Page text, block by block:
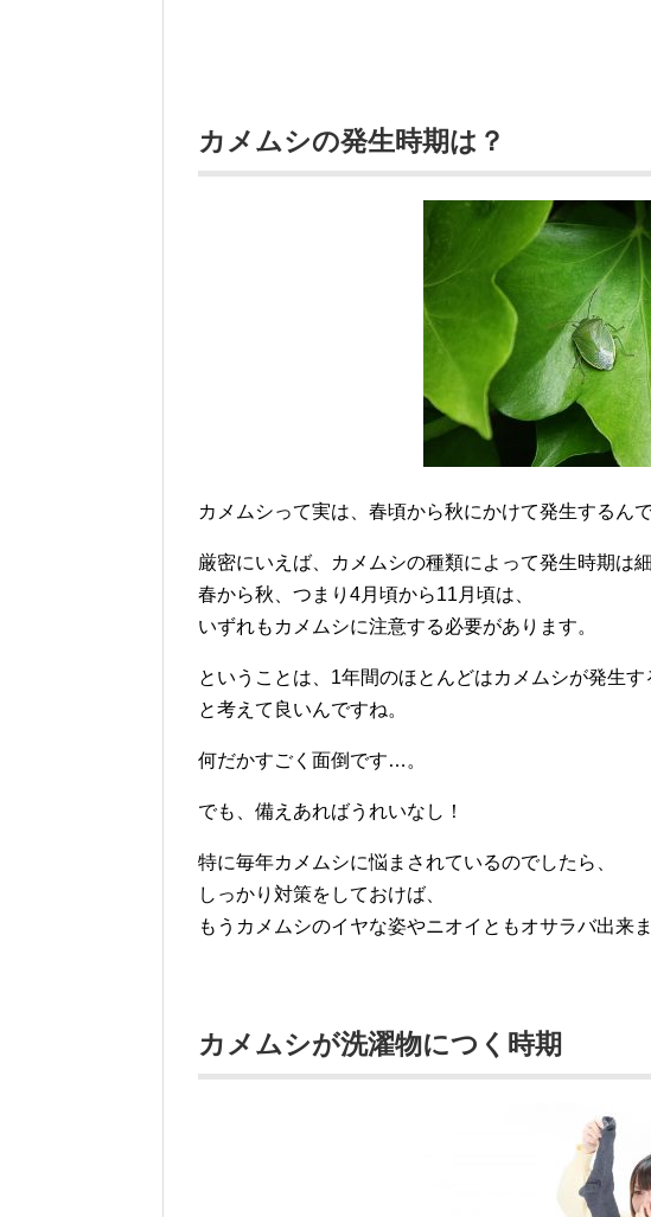
カメムシの発生時期は？
カメムシって実は、春頃から秋にかけて発生するんで
厳密にいえば、カメムシの種類によって発生時期は
春から秋、つまり4月頃から11月頃は、
いずれもカメムシに注意する必要があります。
ということは、1年間のほとんどはカメムシが発生す
と考えて良いんですね。
何だかすごく面倒です…。
でも、備えあればうれいなし！
特に毎年カメムシに悩まされているのでしたら、
しっかり対策をしておけば、
もうカメムシのイヤな姿やニオイともオサラバ出来ま
カメムシが洗濯物につく時期